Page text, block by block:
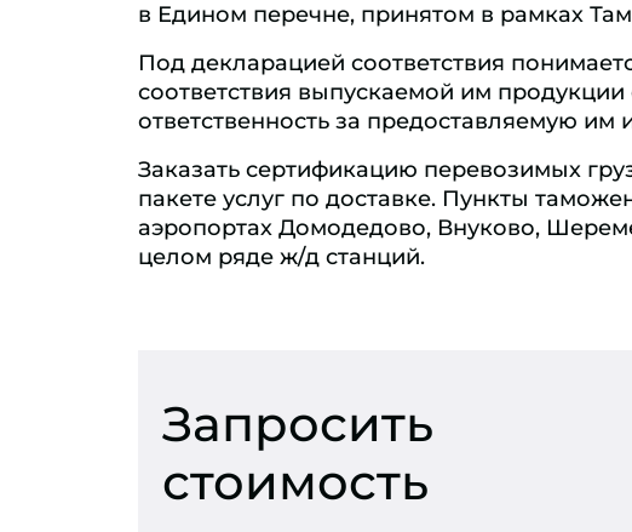
в Едином перечне, принятом в рамках
Под декларацией соответствия
соответствия выпускаемой им
ответственность за предоставляемую
Заказать сертификацию перевозимых
пакете услуг по доставке. Пункты
аэропортах Домодедово, Внуково,
целом ряде ж/д станций.
Запросить
стоимость